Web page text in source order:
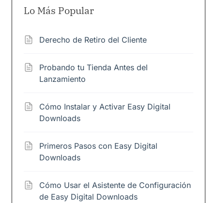
Lo Más Popular
Derecho de Retiro del Cliente
Probando tu Tienda Antes del
Lanzamiento
Cómo Instalar y Activar Easy Digital
Downloads
Primeros Pasos con Easy Digital
Downloads
Cómo Usar el Asistente de Configuración
de Easy Digital Downloads